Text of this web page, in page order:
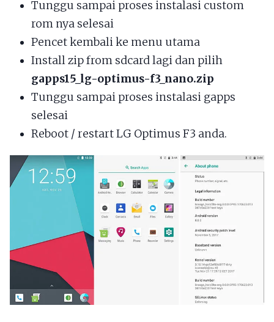
Tunggu sampai proses instalasi custom
rom nya selesai
Pencet kembali ke menu utama
Install zip from sdcard lagi dan pilih
gapps15_lg-optimus-f3_nano.zip
Tunggu sampai proses instalasi gapps
selesai
Reboot / restart LG Optimus F3 anda.